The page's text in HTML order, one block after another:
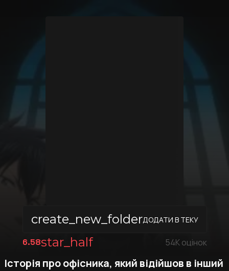
create_new_folderДОДАТИ В ТЕКУ
6.58star_half 54Kоцінок
Історія про офісника, який відійшов в інший